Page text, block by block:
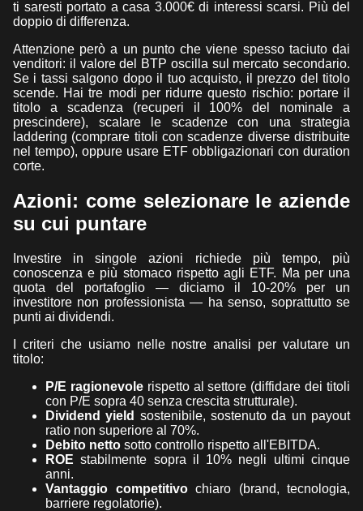
ti saresti portato a casa 3.000€ di interessi scarsi. Più del
doppio di differenza.
Attenzione però a un punto che viene spesso taciuto dai
venditori: il valore del BTP oscilla sul mercato secondario.
Se i tassi salgono dopo il tuo acquisto, il prezzo del titolo
scende. Hai tre modi per ridurre questo rischio: portare il
titolo a scadenza (recuperi il 100% del nominale a
prescindere), scalare le scadenze con una strategia
laddering (comprare titoli con scadenze diverse distribuite
nel tempo), oppure usare ETF obbligazionari con duration
corte.
Azioni: come selezionare le aziende
su cui puntare
Investire in singole azioni richiede più tempo, più
conoscenza e più stomaco rispetto agli ETF. Ma per una
quota del portafoglio — diciamo il 10-20% per un
investitore non professionista — ha senso, soprattutto se
punti ai dividendi.
I criteri che usiamo nelle nostre analisi per valutare un
titolo:
P/E ragionevolerispetto al settore (diffidare dei titoli
con P/E sopra 40 senza crescita strutturale).
Dividend yield sostenibile, sostenuto da un payout
ratio non superiore al 70%.
Debito netto sotto controllo rispetto all'EBITDA.
ROE stabilmente sopra il 10% negli ultimi cinque
anni.
Vantaggio competitivochiaro (brand, tecnologia,
barriere regolatorie).